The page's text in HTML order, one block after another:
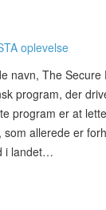
oplevelse
navn, The Secure
program, der
program er at
allerede er
i landet…